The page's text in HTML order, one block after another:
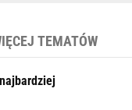
TEMATÓW